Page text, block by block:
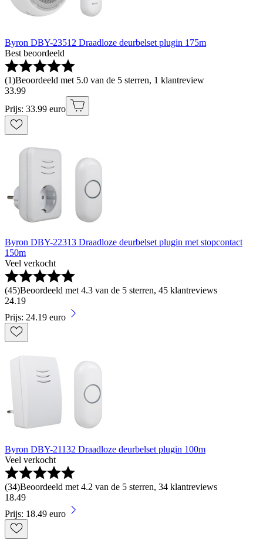
Byron DBY-23512 Draadloze deurbelset plugin 175m
Best beoordeeld
(1)Beoordeeld met 5.0 van de 5 sterren, 1 klantreview
33.99
Prijs: 33.99 euro
Byron DBY-22313 Draadloze deurbelset plugin met stopcontact
150m
Veel verkocht
(45)Beoordeeld met 4.3 van de 5 sterren, 45 klantreviews
24.19
Prijs: 24.19 euro
Byron DBY-21132 Draadloze deurbelset plugin 100m
Veel verkocht
(34)Beoordeeld met 4.2 van de 5 sterren, 34 klantreviews
18.49
Prijs: 18.49 euro